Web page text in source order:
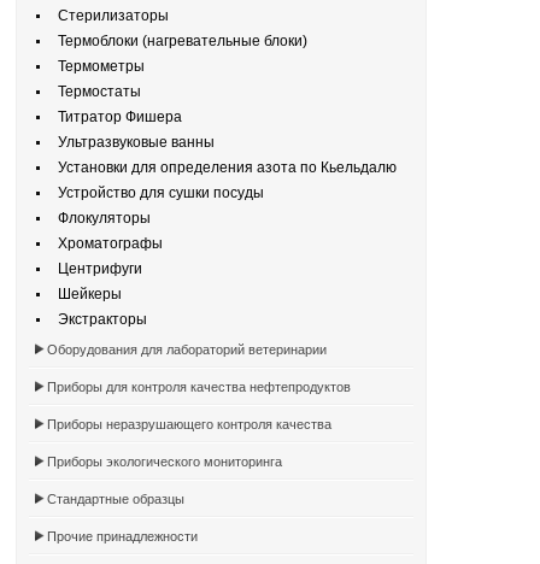
Стерилизаторы
Термоблоки (нагревательные блоки)
Термометры
Термостаты
Титратор Фишера
Ультразвуковые ванны
Установки для определения азота по Кьельдалю
Устройство для сушки посуды
Флокуляторы
Хроматографы
Центрифуги
Шейкеры
Экстракторы
Оборудования для лабораторий ветеринарии
Приборы для контроля качества нефтепродуктов
Приборы неразрушающего контроля качества
Приборы экологического мониторинга
Стандартные образцы
Прочие принадлежности